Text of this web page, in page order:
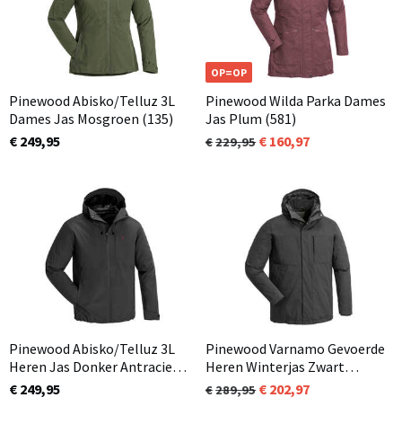
Pinewood Abisko/Telluz 3L
Dames Jas Mosgroen (135)
€ 249,95
OP=OP
Pinewood Wilda Parka Dames
Jas Plum (581)
229,95 160,97
Pinewood Abisko/Telluz 3L
Heren Jas Donker Antraciet
(443)
€ 249,95
Pinewood Varnamo Gevoerde
Heren Winterjas Zwart
(Smoke Black 437)
289,95 202,97